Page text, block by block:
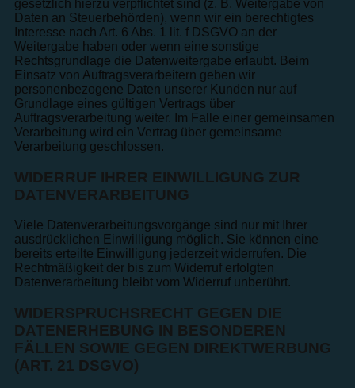
gesetzlich hierzu verpflichtet sind (z. B. Weitergabe von
Daten an Steuerbehörden), wenn wir ein berechtigtes
Interesse nach Art. 6 Abs. 1 lit. f DSGVO an der
Weitergabe haben oder wenn eine sonstige
Rechtsgrundlage die Datenweitergabe erlaubt. Beim
Einsatz von Auftragsverarbeitern geben wir
personenbezogene Daten unserer Kunden nur auf
Grundlage eines gültigen Vertrags über
Auftragsverarbeitung weiter. Im Falle einer gemeinsamen
Verarbeitung wird ein Vertrag über gemeinsame
Verarbeitung geschlossen.
WIDERRUF IHRER EINWILLIGUNG ZUR
DATENVERARBEITUNG
Viele Datenverarbeitungsvorgänge sind nur mit Ihrer
ausdrücklichen Einwilligung möglich. Sie können eine
bereits erteilte Einwilligung jederzeit widerrufen. Die
Rechtmäßigkeit der bis zum Widerruf erfolgten
Datenverarbeitung bleibt vom Widerruf unberührt.
WIDERSPRUCHSRECHT GEGEN DIE
DATENERHEBUNG IN BESONDEREN
FÄLLEN SOWIE GEGEN DIREKTWERBUNG
(ART. 21 DSGVO)